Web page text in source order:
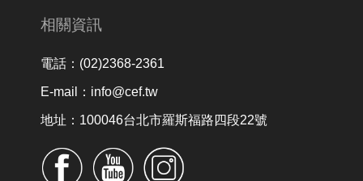
相關資訊
電話：(02)2368-2361
E-mail：info@cef.tw
地址：100046台北市羅斯福路四段22號